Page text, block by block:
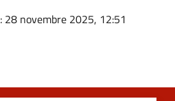
: 28 novembre 2025, 12:51